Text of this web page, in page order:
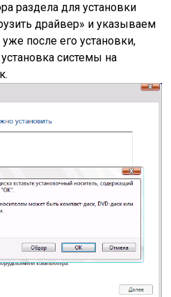
раздела для установки
драйвер» и указываем
после его установки,
системы на